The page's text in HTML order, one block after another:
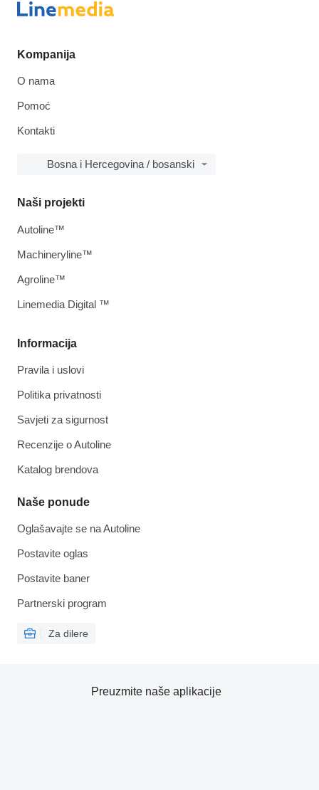
Kompanija
O nama
Pomoć
Kontakti
Bosna i Hercegovina / bosanski
Informacija
Pravila i uslovi
Politika privatnosti
Savjeti za sigurnost
Recenzije o Autoline
Katalog brendova
Naše ponude
Oglašavajte se na Autoline
Postavite oglas
Postavite baner
Partnerski program
Za dilere
Naši projekti
Autoline™
Machineryline™
Agroline™
Linemedia Digital ™
Preuzmite naše aplikacije